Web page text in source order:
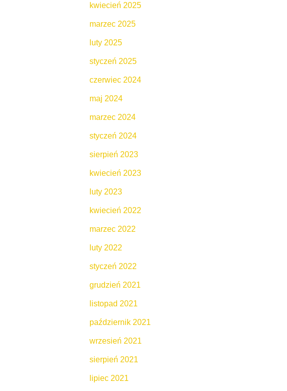
kwiecień 2025
marzec 2025
luty 2025
styczeń 2025
czerwiec 2024
maj 2024
marzec 2024
styczeń 2024
sierpień 2023
kwiecień 2023
luty 2023
kwiecień 2022
marzec 2022
luty 2022
styczeń 2022
grudzień 2021
listopad 2021
październik 2021
wrzesień 2021
sierpień 2021
lipiec 2021